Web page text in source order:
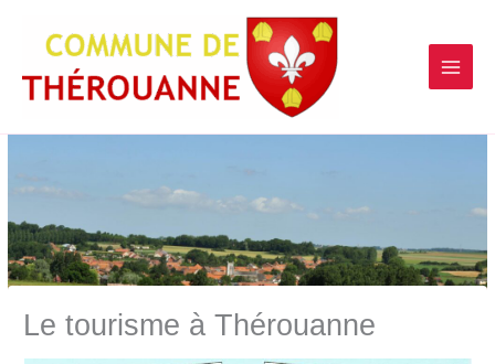
contenu
Le tourisme à Thérouanne